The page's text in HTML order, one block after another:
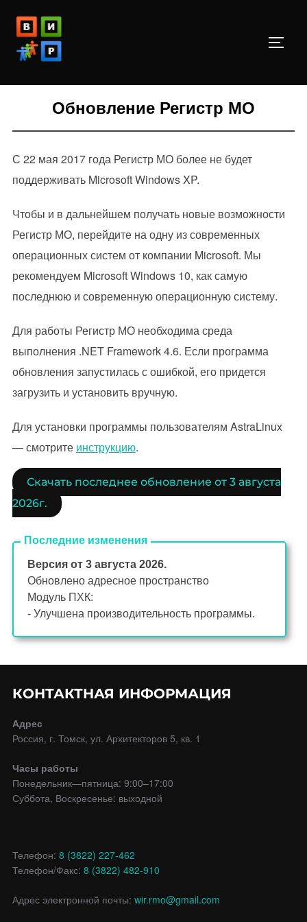
содержимому
Обновление Регистр МО
С 22 мая 2017 года Регистр МО более не будет
поддерживать Microsoft Windows XP.
Чтобы и в дальнейшем получать новые возможности
Регистр МО, перейдите на одну из современных
операционных систем от компании Microsoft. Мы
рекомендуем Microsoft Windows 10, как самую
последнюю и современную операционную систему.
Для работы Регистр МО необходима среда
выполнения .NET Framework 4.6. Если программа
обновления запустилась с ошибкой, его придется
загрузить и установить вручную.
Для установки программы пользователям AstraLinux
— смотрите инструкцию.
Скачать последнее обновление от 3 августа
2026г.
Последние изменения
Версия от 3 августа 2026.
Обновлено адресное пространство
Модуль ПХК:
- Улучшена производительность программы.
КОНТАКТНАЯ ИНФОРМАЦИЯ
Адрес
Россия, г. Томск, ул. Архитекторов 5, кв. 1
Часы работы
Понедельник—пятница: 9:00–17:00
Суббота, Воскресенье: выходной
Телефон: 8 (3822) 227-462
Телефон/Факс: 8 (3822) 482-910
Адрес электронной почты: wir.rmo@gmail.com